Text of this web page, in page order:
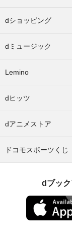
dショッピング
dミュージック
Lemino
dヒッツ
dアニメストア
ドコモスポーツくじ
dブッ